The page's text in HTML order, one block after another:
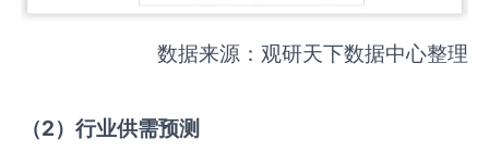
数据来源：观研天下数据中心整理
（2）行业供需预测